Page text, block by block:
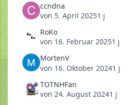
ccndna
von 5. April 20251 j
RoKo
von 16. Februar 20251 j
MortenV
von 16. Oktober 20241 j
TOTNHFan
von 24. August 20241 j